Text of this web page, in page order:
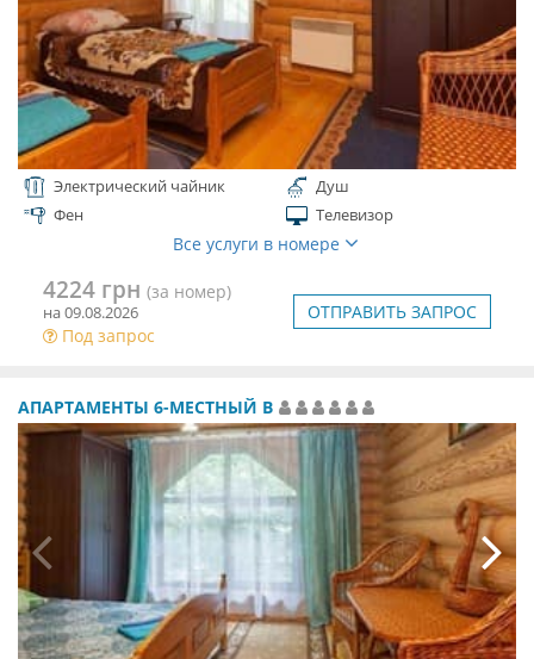
Электрический чайник
Душ
Фен
Телевизор
Все услуги в номере
4224 грн (за номер)
на 09.08.2026
Под запрос
ОТПРАВИТЬ ЗАПРОС
АПАРТАМЕНТЫ 6-МЕСТНЫЙ В